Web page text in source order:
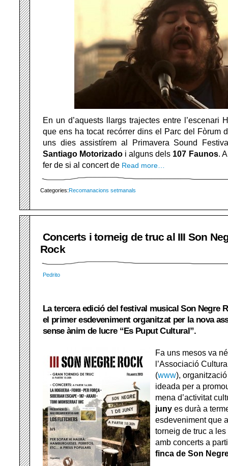
En un d’aquests llargs trajectes entre l’escenari
que ens ha tocat recórrer dins el Parc del Fòrum
uns dies assistírem al Primavera Sound
Santiago Motorizado i alguns dels 107 Faunos.
fer de si al concert de Read more…
Categories:Recomanacions setmanals
Concerts i torneig de truc al III Son
Rock
Pedrito
La tercera edició del festival musical Son Negre
el primer esdeveniment organitzat per la nova
sense ànim de lucre “Es Puput Cultural”.
Fa uns mesos va
l’Associació
(www),
ideada per a
mena d’activitat
juny es durà a
esdeveniment que
torneig de truc a
amb concerts a
finca de Son